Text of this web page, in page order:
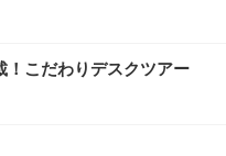
こだわりデスクツアー